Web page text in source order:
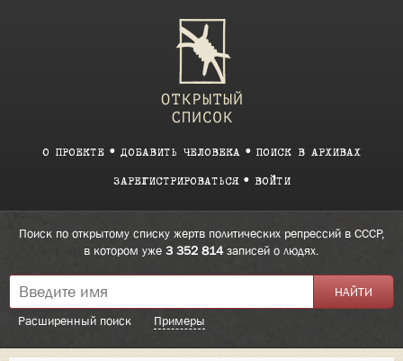
О ПРОЕКТЕ ДОБАВИТЬ ЧЕЛОВЕКА ПОИСК В АРХИВАХ
ЗАРЕГИСТРИРОВАТЬСЯ ВОЙТИ
Поиск по открытому списку жертв политических репрессий в СССР,
в котором уже 3 352 814записей о людях.
Расширенный поиск Примеры